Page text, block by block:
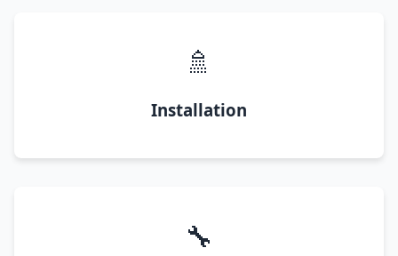
🚿
Installation
🔧